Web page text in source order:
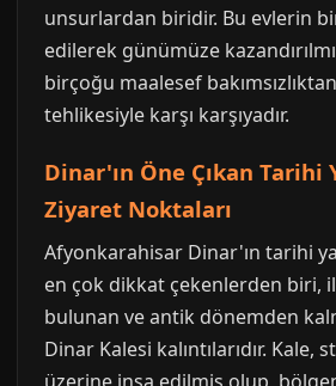
unsurlardan biridir. Bu evlerin
edilerek günümüze
birçoğu maalesef
tehlikesiyle karşı karşıyadır.
Dinar'ın Öne Çıkan Tarihi
Ziyaret Noktaları
Afyonkarahisar Dinar'ın tarihi
en çok dikkat çekenlerden biri,
bulunan ve antik dönemden
Dinar Kalesi kalıntılarıdır.